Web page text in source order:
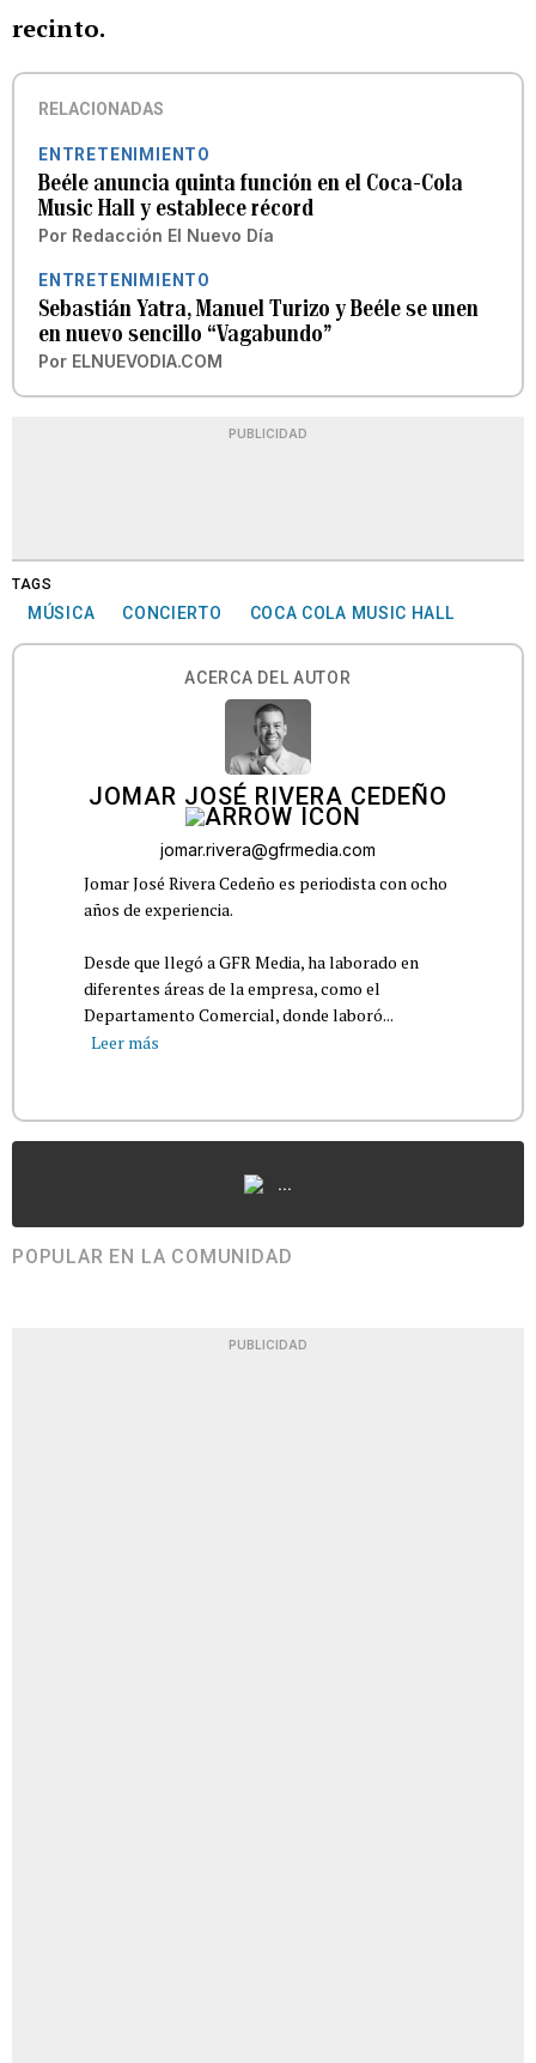
recinto.
RELACIONADAS
ENTRETENIMIENTO
Beéle anuncia quinta función en el Coca-Cola
Music Hall y establece récord
Por Redacción El Nuevo Día
ENTRETENIMIENTO
Sebastián Yatra, Manuel Turizo y Beéle se unen
en nuevo sencillo “Vagabundo”
Por ELNUEVODIA.COM
PUBLICIDAD
TAGS
MÚSICA CONCIERTO COCA COLA MUSIC HALL
ACERCA DEL AUTOR
JOMAR JOSÉ RIVERA CEDEÑO
jomar.rivera@gfrmedia.com
Jomar José Rivera Cedeño es periodista con ocho
años de experiencia.
Desde que llegó a GFR Media, ha laborado en
diferentes áreas de la empresa, como el
Departamento Comercial, donde laboró...
Leer más
...
POPULAR EN LA COMUNIDAD
PUBLICIDAD